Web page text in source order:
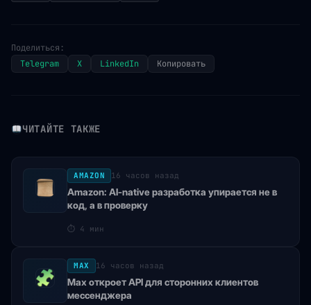
Поделиться:
Telegram
X LinkedIn Копировать
ЧИТАЙТЕ ТАКЖЕ
AMAZON 16 часов назад
Amazon: AI-native разработка упирается не в
код, а в проверку
⏱ 4 мин
MAX 16 часов назад
Max откроет API для сторонних клиентов
мессенджера